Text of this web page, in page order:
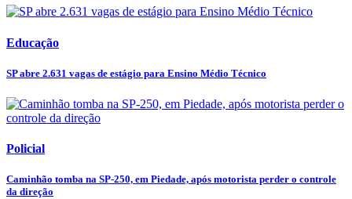
Educação
SP abre 2.631 vagas de estágio para Ensino Médio Técnico
Policial
Caminhão tomba na SP-250, em Piedade, após motorista perder o controle
da direção